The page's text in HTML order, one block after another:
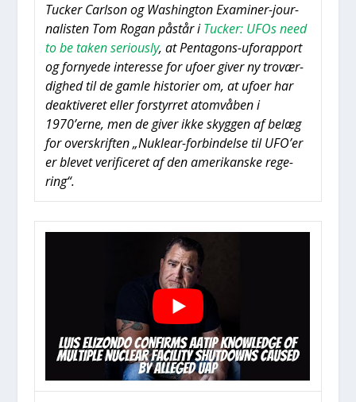
Tuck­er Carl­son og Was­hin­g­ton Exa­mi­ner-jour­
na­li­sten Tom Rogan påstår iTuck­er: UFOs need
to be taken serious­ly, at Pen­ta­gons-uforap­port
og for­ny­e­de inter­es­se for ufo­er giver ny tro­vær­
dig­hed til de gam­le histo­ri­er om, at ufo­er har
deak­ti­ve­ret eller for­styr­ret atom­vå­ben i
1970’erne, men de giver ikke skyg­gen af belæg
for over­skrif­ten „Nuk­lear-for­bin­del­se til UFO’er
er ble­vet veri­fi­ce­ret af den ame­ri­kan­ske rege­
ring“.